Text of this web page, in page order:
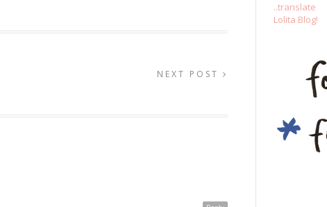
NEXT POST
..translate
Lolita Blog!